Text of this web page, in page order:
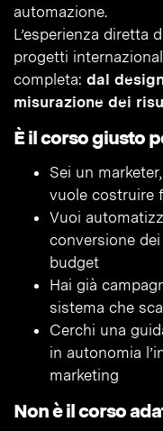
automazione.
L’esperienza diretta
progetti
completa: dal
misurazione dei
È il corso giusto
Sei un
vuole costruire
Vuoi
conversione
budget
Hai già
sistema che
Cerchi una
in autonomia
marketing
Non è il corso